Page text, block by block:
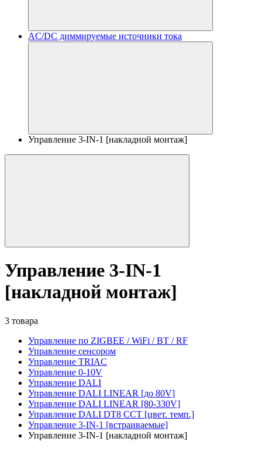
AC/DC диммируемые источники тока
Управление 3-IN-1 [накладной монтаж]
Управление 3-IN-1
[накладной монтаж]
3 товара
Управление по ZIGBEE / WiFi / BT / RF
Управление сенсором
Управление TRIAC
Управление 0-10V
Управление DALI
Управление DALI LINEAR [до 80V]
Управление DALI LINEAR [80-330V]
Управление DALI DT8 CCT [цвет. темп.]
Управление 3-IN-1 [встраиваемые]
Управление 3-IN-1 [накладной монтаж]